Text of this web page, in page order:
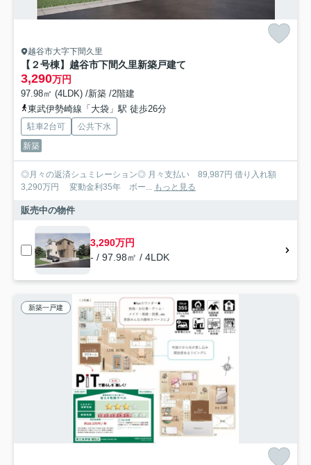
越谷市大字下間久里
【２号棟】越谷市下間久里新築戸建て
3,290万円
97.98㎡ (4LDK) /新築 /2階建
東武伊勢崎線「大袋」駅 徒歩26分
駐車2台可
公共下水
新築
◎月々の返済シュミレーション◎ 月々支払い 89,987円 借り入れ額
3,290万円 変動金利35年 ボー... もっと見る
販売中の物件
3,290万円
- / 97.98㎡ / 4LDK
新築一戸建